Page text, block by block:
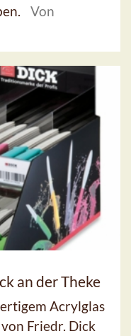
Von
an der Theke
Acrylglas
Friedr. Dick